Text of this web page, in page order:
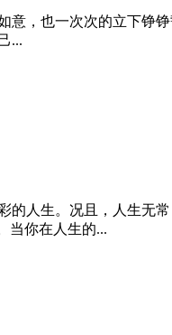
，也一次次的立下铮
...
的人生。况且，人生
当你在人生的...